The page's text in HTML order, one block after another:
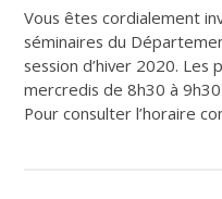
Vous êtes cordialement
séminaires du
session d’hiver 2020.
mercredis de 8h30 à
Pour consulter l’horaire